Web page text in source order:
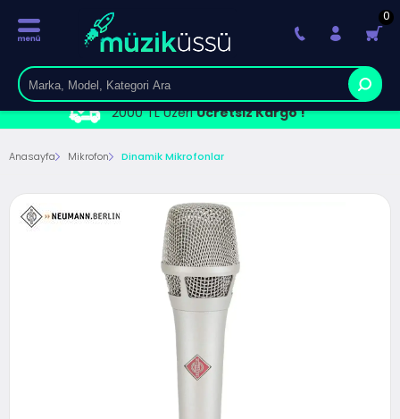
2000 TL ÜzeriÜcretsiz Kargo !
0
Anasayfa Mikrofon Dinamik Mikrofonlar